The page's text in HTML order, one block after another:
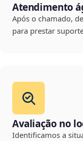
Atendimento
Após o chamado,
para prestar
Avaliação no
Identificamos a